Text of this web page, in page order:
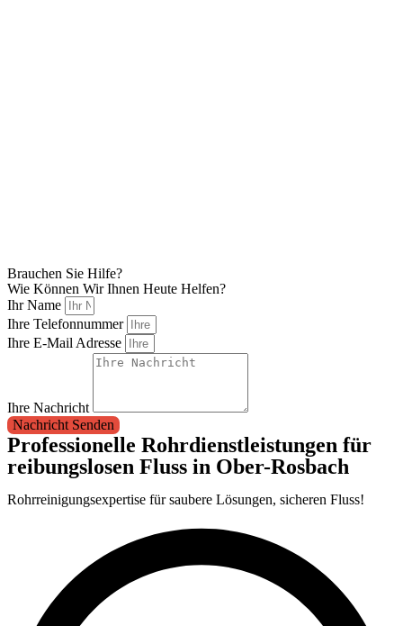
Brauchen Sie Hilfe?
Wie Können Wir Ihnen Heute Helfen?
Ihr Name
Ihre Telefonnummer
Ihre E-Mail Adresse
Ihre Nachricht
Nachricht Senden
Professionelle Rohrdienstleistungen für
reibungslosen Fluss in Ober-Rosbach
Rohrreinigungsexpertise für saubere Lösungen, sicheren Fluss!